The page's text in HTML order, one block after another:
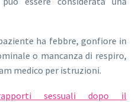
ha febbre, gonfiore in
o mancanza di respiro,
medico per istruzioni.
sessuali dopo il